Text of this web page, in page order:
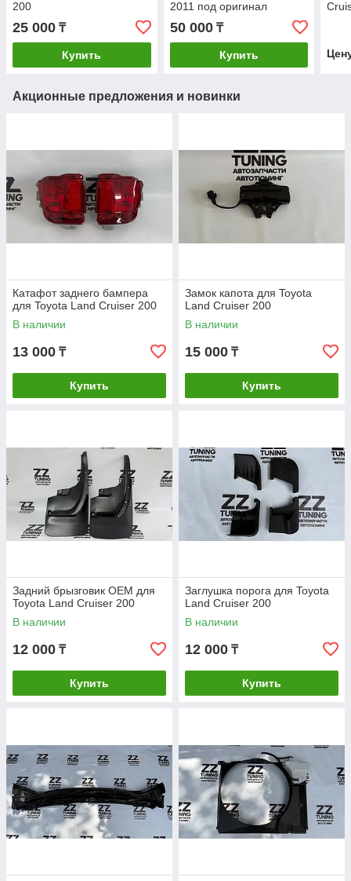
200
25 000 ₸
Купить
2011 под оригинал
50 000₸
Купить
Акционные предложения и новинки
Катафот заднего бампера
для Toyota Land Cruiser 200
В наличии
13 000 ₸
Купить
Замок капота для Toyota
Land Cruiser 200
В наличии
15 000 ₸
Купить
Задний брызговик OEM для
Toyota Land Cruiser 200
В наличии
12 000 ₸
Купить
Заглушка порога для Toyota
Land Cruiser 200
В наличии
12 000 ₸
Купить